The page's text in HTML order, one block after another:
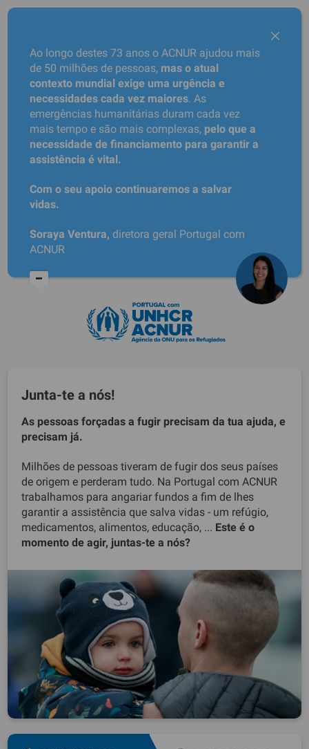
Ao longo destes 73 anos o ACNUR ajudou mais
de 50 milhões de pessoas, mas o atual
contexto mundial exige uma urgência e
necessidades cada vez maiores. As
emergências humanitárias duram cada vez
mais tempo e são mais complexas, pelo que a
necessidade de financiamento para garantir a
assistência é vital.
Com o seu apoio continuaremos a salvar
vidas.
Soraya Ventura, diretora geral Portugal com
ACNUR
Junta-te a nós!
As pessoas forçadas a fugir precisam da tua ajuda, e
precisam já.
Milhões de pessoas tiveram de fugir dos seus países
de origem e perderam tudo. Na Portugal com ACNUR
trabalhamos para angariar fundos a fim de lhes
garantir a assistência que salva vidas - um refúgio,
medicamentos, alimentos, educação, ... Este é o
momento de agir, juntas-te a nós?